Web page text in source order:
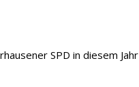
SPD in diesem Jahr